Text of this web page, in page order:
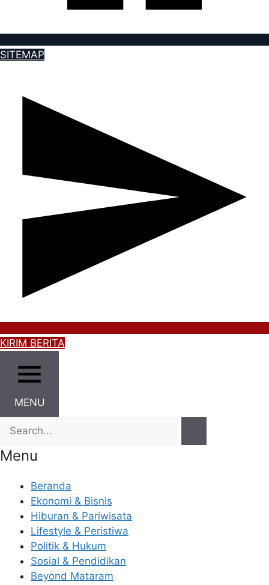
SITEMAP
KIRIM BERITA
MENU
Menu
Beranda
Ekonomi & Bisnis
Hiburan & Pariwisata
Lifestyle & Peristiwa
Politik & Hukum
Sosial & Pendidikan
Beyond Mataram